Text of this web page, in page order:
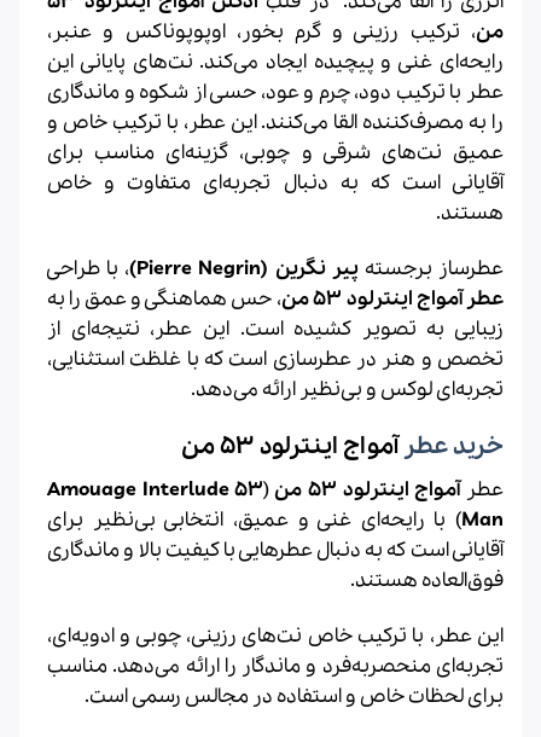
من، ترکیب رزینی و گرم بخور، اوپوپوناکس و عنبر،
رایحه‌ای غنی و پیچیده ایجاد می‌کند. نت‌های پایانی این
عطر با ترکیب دود، چرم و عود، حسی از شکوه و ماندگاری
را به مصرف‌کننده القا می‌کنند.این عطر، با ترکیب خاص و
عمیق نت‌های شرقی و چوبی، گزینه‌ای مناسب برای
آقایانی است که به دنبال تجربه‌ای متفاوت و خاص
هستند.
عطرساز برجستهپیر نگرین (Pierre Negrin)
، با طراحی
عطر آمواج اینترلود ۵۳ من
، حس هماهنگی و عمق را به
زیبایی به تصویر کشیده است. این عطر، نتیجه‌ای از
تخصص و هنر در عطرسازی است که با غلظت استثنایی،
تجربه‌ای لوکس و بی‌نظیر ارائه می‌دهد.
خرید عطرآمواج اینترلود ۵۳ من
عطرآمواج اینترلود ۵۳ من (
Amouage Interlude 53
Man) با رایحه‌ای غنی و عمیق، انتخابی بی‌نظیر برای
آقایانی است که به دنبال عطرهایی با کیفیت بالا و ماندگاری
فوق‌العاده هستند.
این عطر، با ترکیب خاص نت‌های رزینی، چوبی و ادویه‌ای،
تجربه‌ای منحصربه‌فرد و ماندگار را ارائه می‌دهد. مناسب
برای لحظات خاص و استفاده در مجالس رسمی است.